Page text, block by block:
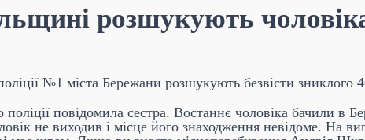
розшукують
№1 міста Бережани розшукують безвісти
повідомила сестра. Востаннє чоловіка бачили в
не виходив і місце його знаходження невідоме. На